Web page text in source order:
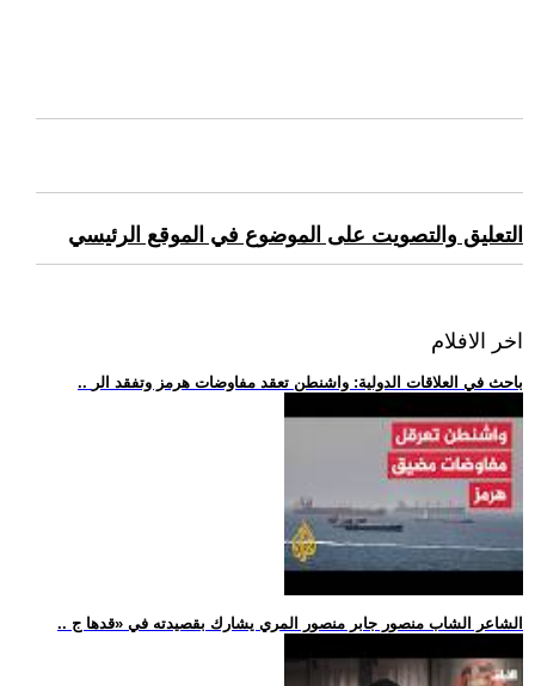
التعليق والتصويت على الموضوع في الموقع الرئيسي
اخر الافلام
.. باحث في العلاقات الدولية: واشنطن تعقد مفاوضات هرمز وتفقد الر
.. الشاعر الشاب منصور جابر منصور المري يشارك بقصيدته في «قدها ج